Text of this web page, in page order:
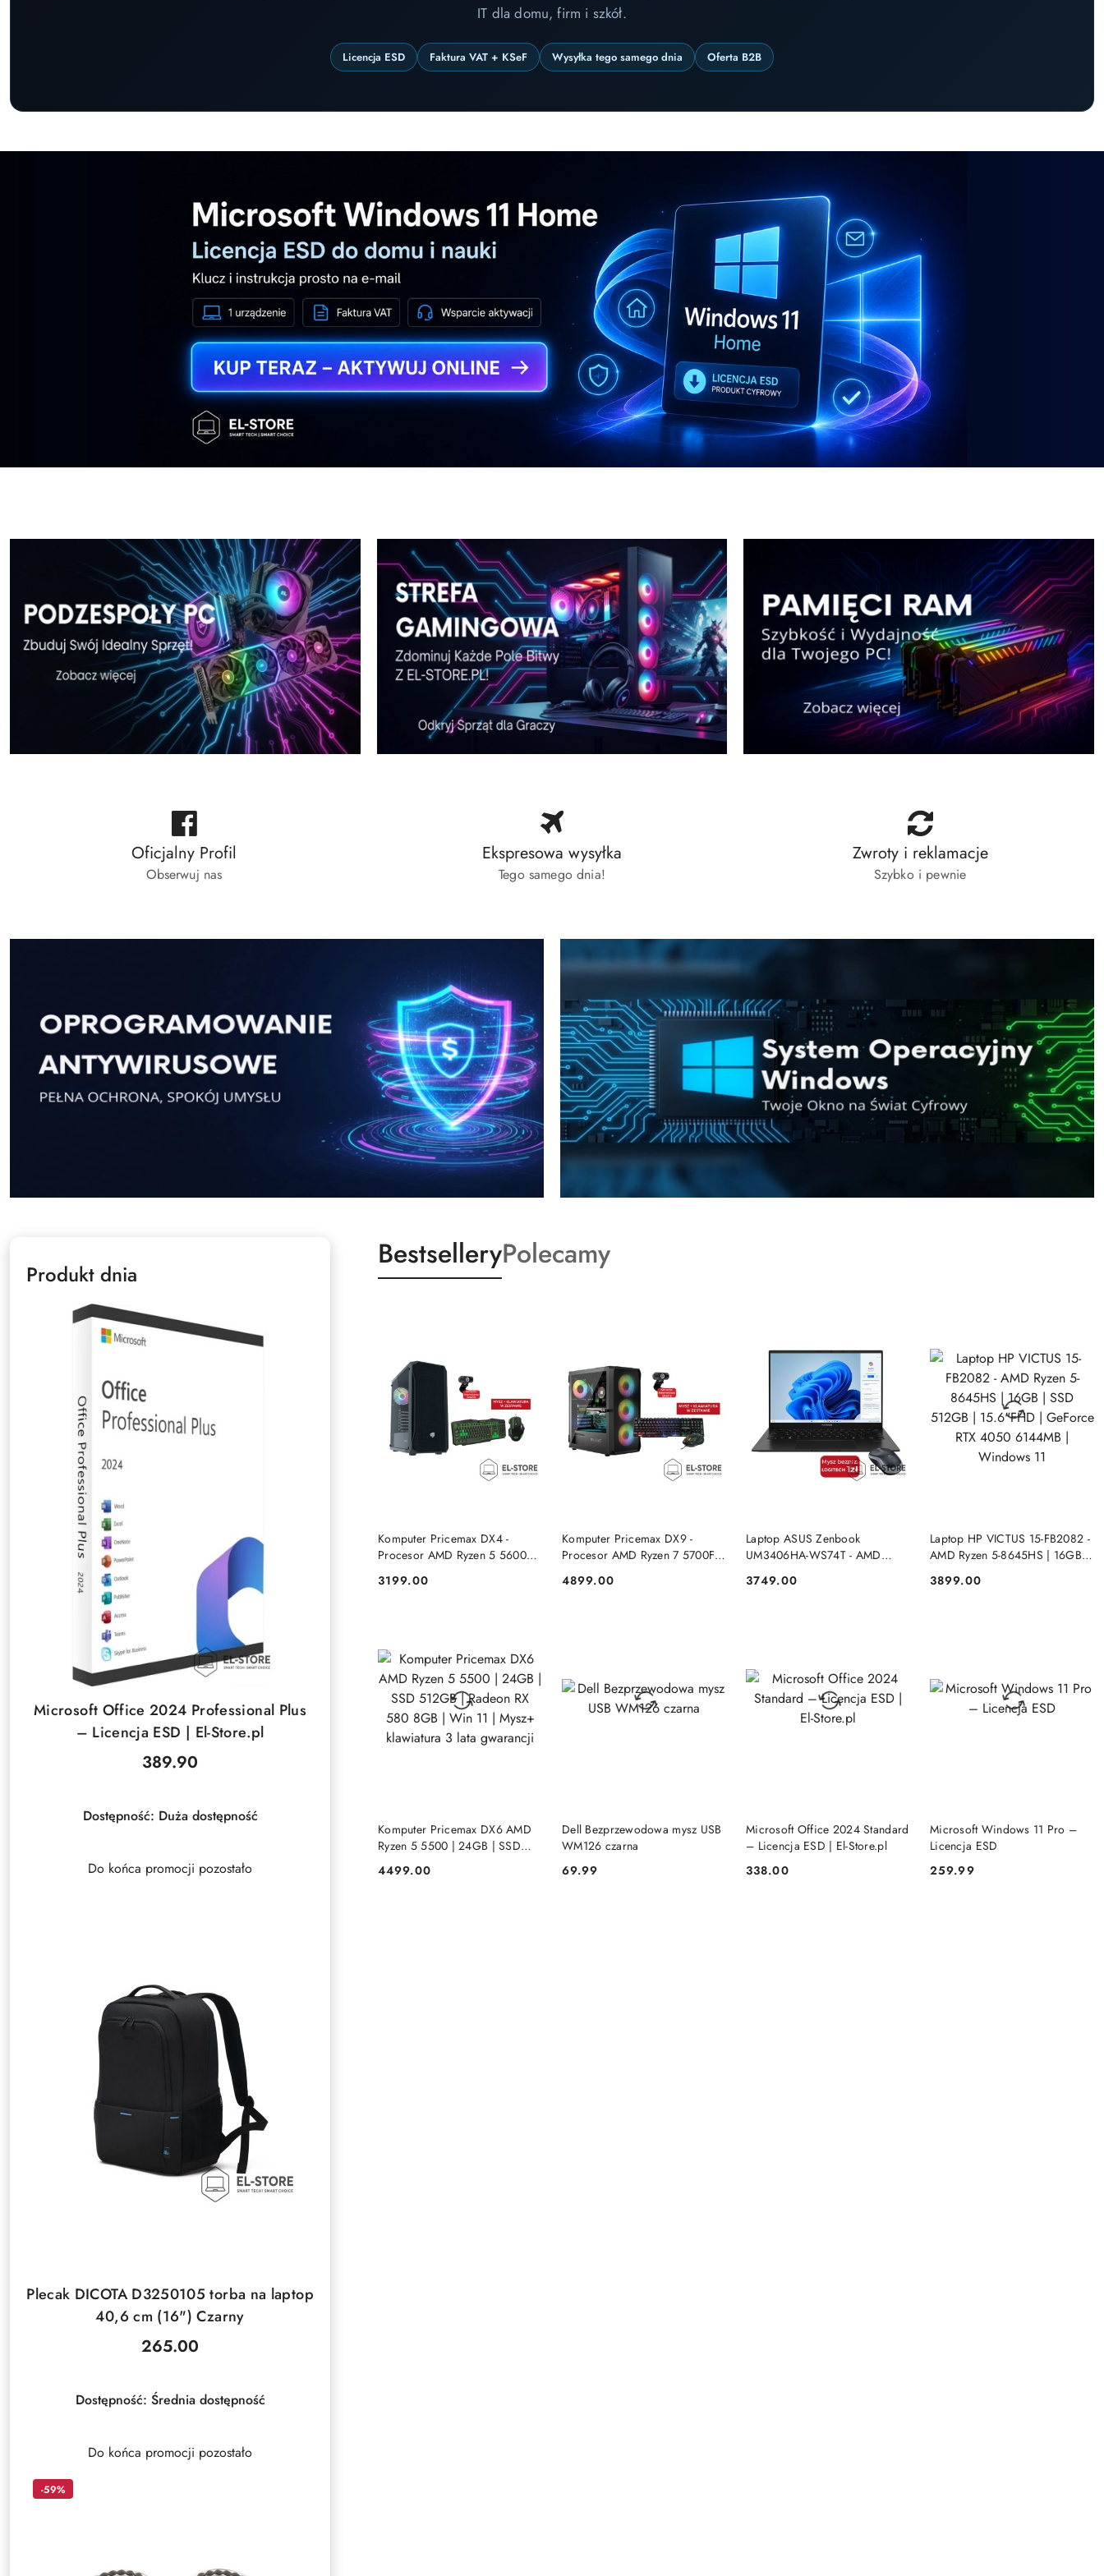
IT dla domu, firm i szkół.
Licencja ESD Faktura VAT + KSeF Wysyłka tego samego dnia Oferta B2B
Oficjalny Profil
Obserwuj nas
Ekspresowa wysyłka
Tego samego dnia!
Zwroty i reklamacje
Szybko i pewnie
Produkt dnia
Microsoft Office 2024 Professional Plus
– Licencja ESD | El-Store.pl
Cena:
389.90
Dostępność: Duża dostępność
Do końca promocji pozostało
Plecak DICOTA D3250105 torba na laptop
40,6 cm (16") Czarny
Cena:
265.00
DO KOSZYKA
Dostępność: Średnia dostępność
Do końca promocji pozostało
-59%
BestselleryPolecamy
Komputer Pricemax DX4 -
Procesor AMD Ryzen 5 5600G
512GB Win 11 PRO
Cena:
3199.00
DO KOSZYKA
Komputer Pricemax DX9 -
Procesor AMD Ryzen 7 5700F |
GeForce RTX 5050 8GB | Win
Cena:
4899.00
DO KOSZYKA
Laptop ASUS Zenbook
UM3406HA-WS74T - AMD
512GB | 14" OLED (1920x1200)
Cena:
3749.00
PRODUKT NIEDOSTĘPNY
Laptop HP VICTUS 15-FB2082 -
AMD Ryzen 5-8645HS | 16GB |
GeForce RTX 4050 6144MB |
Cena:
3899.00
PRODUKT NIEDOSTĘPNY
Komputer Pricemax DX6 AMD
Ryzen 5 5500 | 24GB | SSD
Win 11 | Mysz+ klawiatura 3 lata
Cena:
4499.00
DO KOSZYKA
Dell Bezprzewodowa mysz USB
WM126 czarna
Cena:
69.99
DO KOSZYKA
Microsoft Office 2024 Standard
– Licencja ESD | El-Store.pl
Cena:
338.00
DO KOSZYKA
Microsoft Windows 11 Pro –
Licencja ESD
Cena:
259.99
DO KOSZYKA